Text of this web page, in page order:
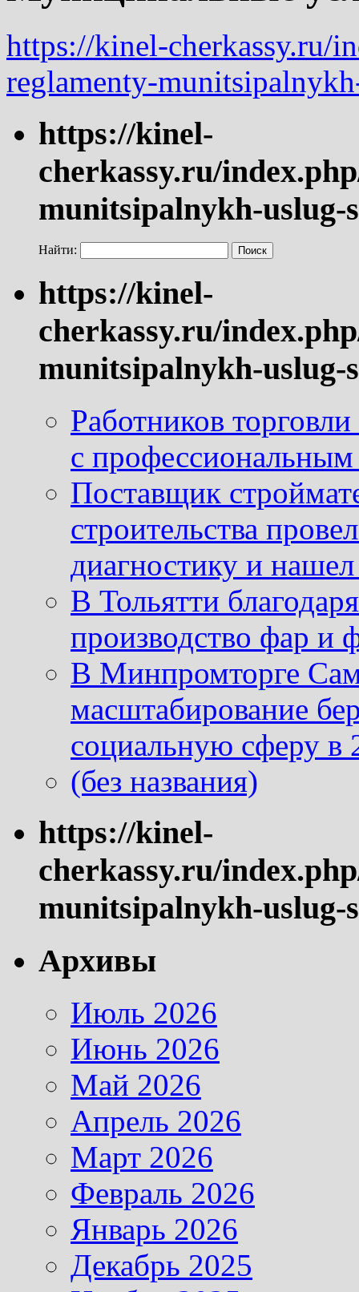
https://kinel-cherkassy.ru/
reglamenty-
https://kinel-
cherkassy.ru/
munitsipalnykh-uslug-
Найти:
https://kinel-
cherkassy.ru/
munitsipalnykh-uslug-
Работников
с
Поставщик
строительства
диагностику и
В Тольятти
производство фар и
В Минпромторге
масштабирование
социальную сферу в
(без названия)
https://kinel-
cherkassy.ru/
munitsipalnykh-uslug-
Архивы
Июль 2026
Июнь 2026
Май 2026
Апрель 2026
Март 2026
Февраль 2026
Январь 2026
Декабрь 2025